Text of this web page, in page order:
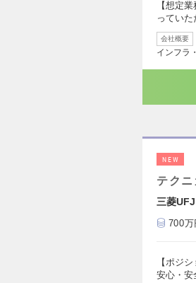
【想定
ってい
会社概要
インフラ
NEW
テクニ
三菱
700万
【ポジ
安心・安